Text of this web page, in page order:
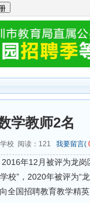
学教师2名
校 阅读： 121 我要留言(
年12月被评为龙岗
校”，2020年被评为“
全国招聘教育教学精英